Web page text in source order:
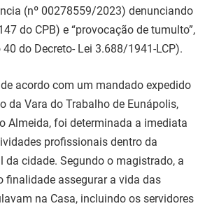
(nº 00278559/2023) denunciando
do CPB) e “provocação de tumulto”,
do Decreto- Lei 3.688/1941-LCP).
acordo com um mandado expedido
da Vara do Trabalho de Eunápolis,
Almeida, foi determinada a imediata
profissionais dentro da
da cidade. Segundo o magistrado, a
finalidade assegurar a vida das
na Casa, incluindo os servidores